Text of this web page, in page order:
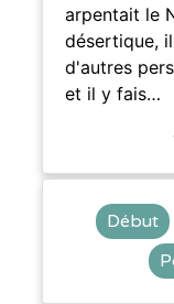
arpentait le
désertique,
d'autres
et il y fais…
Début